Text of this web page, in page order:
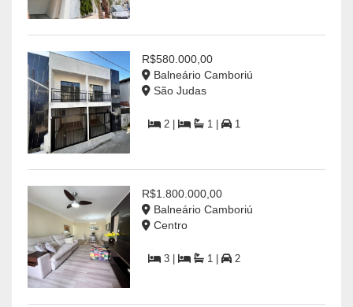
R$580.000,00
Balneário Camboriú
São Judas
2 | 1 | 1
R$1.800.000,00
Balneário Camboriú
Centro
3 | 1 | 2